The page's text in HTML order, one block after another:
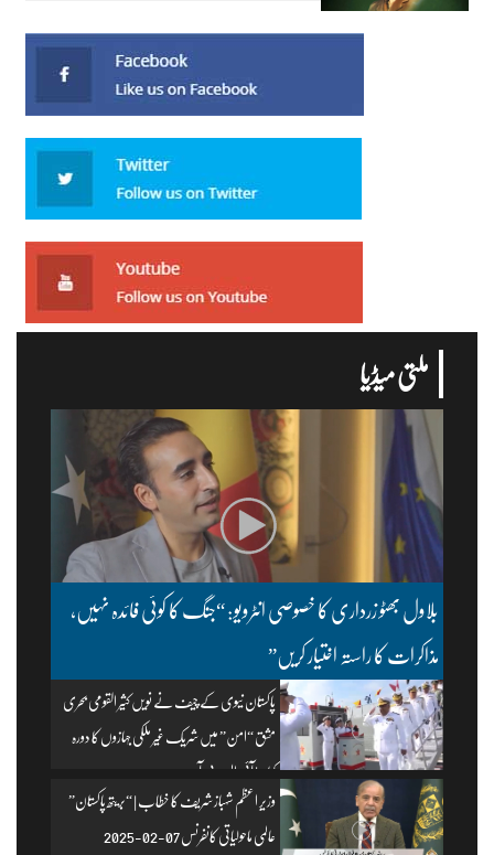
ملتی میڈیا
بلاول بھٹو زرداری کا خصوصی انٹرویو: “جنگ کا کوئی فائدہ نہیں،
مذاکرات کا راستہ اختیار کریں”
پاکستان نیوی کے چیف نے نویں کثیر القومی بحری
مشق “امن” میں شریک غیر ملکی جہازوں کا دورہ
کیا۔ | آئی ایس پی آر
وزیرِ اعظم شہباز شریف کا خطاب | “بریتھ پاکستان”
عالمی ماحولیاتی کانفرنس 07-02-2025